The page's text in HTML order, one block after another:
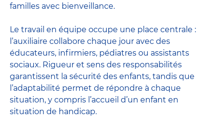
familles avec bienveillance.
Le travail en équipe occupe une place centrale :
l’auxiliaire collabore chaque jour avec des
éducateurs, infirmiers, pédiatres ou assistants
sociaux. Rigueur et sens des responsabilités
garantissent la sécurité des enfants, tandis que
l’adaptabilité permet de répondre à chaque
situation, y compris l’accueil d’un enfant en
situation de handicap.